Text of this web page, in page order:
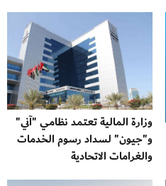
وزارة المالية تعتمد نظامي "آني"
و"جيون" لسداد رسوم الخدمات
والغرامات الاتحادية